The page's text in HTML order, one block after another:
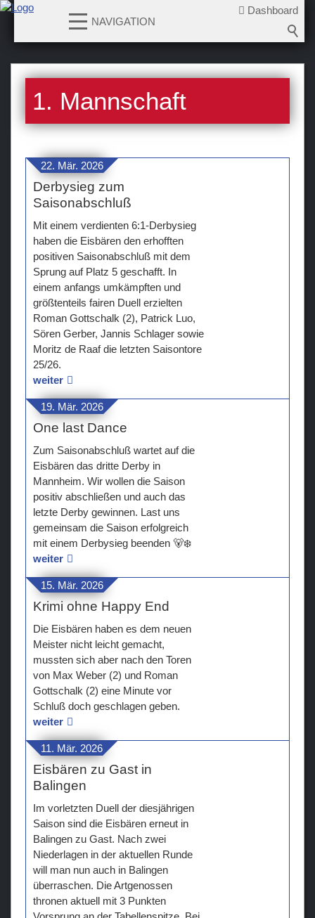
Dashboard
NAVIGATION
News
Teams
Verein
Sponsoren / Partner
Fanzone
1. Mannschaft
22. Mär. 2026
Derbysieg zum
Saisonabschluß
Mit einem verdienten 6:1-Derbysieg
haben die Eisbären den erhofften
positiven Saisonabschluß mit dem
Sprung auf Platz 5 geschafft. In
einem anfangs umkämpften und
größtenteils fairen Duell erzielten
Roman Gottschalk (2), Patrick Luo,
Sören Gerber, Jannis Schlager sowie
Moritz de Raaf die letzten Saisontore
25/26.
weiter
19. Mär. 2026
One last Dance
Zum Saisonabschluß wartet auf die
Eisbären das dritte Derby in
Mannheim. Wir wollen die Saison
positiv abschließen und auch das
letzte Derby gewinnen. Last uns
gemeinsam die Saison erfolgreich
mit einem Derbysieg beenden 🐻‍❄️
weiter
15. Mär. 2026
Krimi ohne Happy End
Die Eisbären haben es dem neuen
Meister nicht leicht gemacht,
mussten sich aber nach den Toren
von Max Weber (2) und Roman
Gottschalk (2) eine Minute vor
Schluß doch geschlagen geben.
weiter
11. Mär. 2026
Eisbären zu Gast in
Balingen
Im vorletzten Duell der diesjährigen
Saison sind die Eisbären erneut in
Balingen zu Gast. Nach zwei
Niederlagen in der aktuellen Runde
will man nun auch in Balingen
überraschen. Die Artgenossen
thronen aktuell mit 3 Punkten